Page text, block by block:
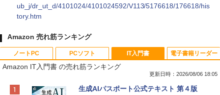
ub_j/dr_ut_d/4101024/4101024592/V113/5176618/176618/his
tory.htm
Amazon 売れ筋ランキング
ノートPC
Apple 2026 MacBook Neo A18 Proチッ
PCソフト
Robloxギフトカード - 800 Robux 【限
IT入門書
Amazon IT入門書 の売れ筋ランキング
更新日時：2026/08/06 18:05
生成AIパスポート公式テキスト 第４版
電子書籍リーダー